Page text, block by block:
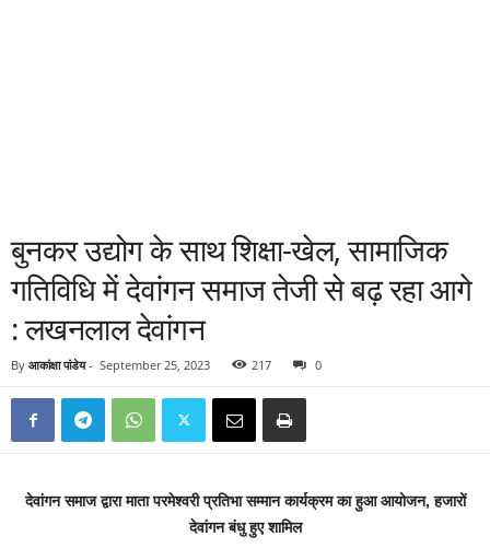
बुनकर उद्योग के साथ शिक्षा-खेल, सामाजिक
गतिविधि में देवांगन समाज तेजी से बढ़ रहा आगे
: लखनलाल देवांगन
By आकांक्षा पांडेय- September 25, 2023 217 0
देवांगन समाज द्वारा माता परमेश्वरी प्रतिभा सम्मान कार्यक्रम का हुआ आयोजन, हजारों
देवांगन बंधु हुए शामिल